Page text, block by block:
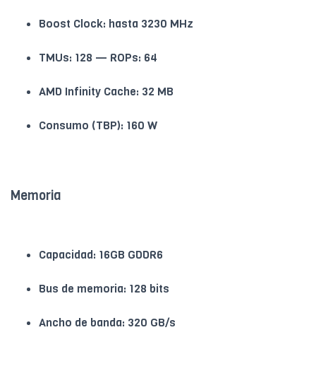
Boost Clock: hasta 3230 MHz
TMUs: 128 — ROPs: 64
AMD Infinity Cache: 32 MB
Consumo (TBP): 160 W
Memoria
Capacidad: 16GB GDDR6
Bus de memoria: 128 bits
Ancho de banda: 320 GB/s